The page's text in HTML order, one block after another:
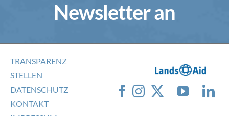
Newsletter an
TRANSPARENZ
STELLEN
DATENSCHUTZ
KONTAKT